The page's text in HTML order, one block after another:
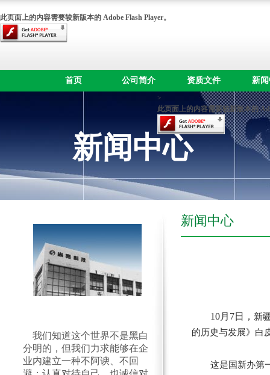
此页面上的内容需要较新版本的 Adobe Flash Player。
首页 公司简介 资质文件 新
>
此页面上的内容需要较新版本的
新闻中心
新闻中心
10月 7日， 新
的历史与发展》白
这是国新办第
我们知道这个世界不是黑白
分明的，但我们力求能够在企
业内建立一种不阿谀、不回